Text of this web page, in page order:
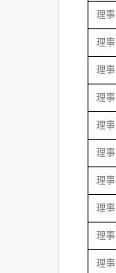
理事
理事
理事
理事
理事
理事
理事
理事
理事
理事